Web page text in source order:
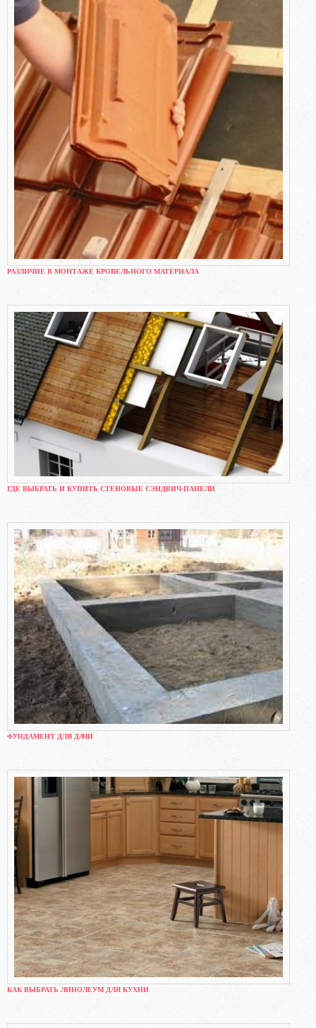
РАЗЛИЧИЕ В МОНТАЖЕ КРОВЕЛЬНОГО МАТЕРИАЛА
ГДЕ ВЫБРАТЬ И КУПИТЬ СТЕНОВЫЕ СЭНДВИЧ-ПАНЕЛИ
ФУНДАМЕНТ ДЛЯ ДАЧИ
КАК ВЫБРАТЬ ЛИНОЛЕУМ ДЛЯ КУХНИ